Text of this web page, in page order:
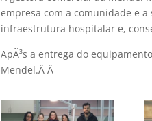
empresa com a comunidade e a
infraestrutura hospitalar e,
ApÃ³s a entrega do
Mendel.ÂÂ